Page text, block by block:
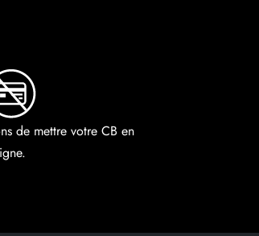
de mettre votre CB en